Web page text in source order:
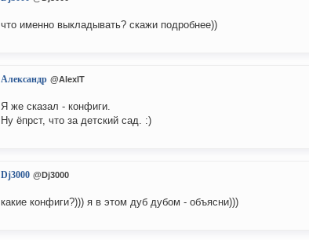
что именно выкладывать? скажи подробнее))
Александр @AlexIT
Я же сказал - конфиги.
Ну ёпрст, что за детский сад. :)
Dj3000 @Dj3000
какие конфиги?))) я в этом дуб дубом - объясни)))